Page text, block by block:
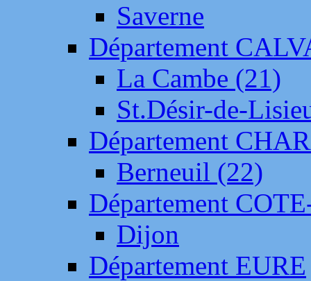
Saverne
Département
La Cambe (21)
St.Désir-de-
Département
Berneuil (22)
Département
Dijon
Département EURE